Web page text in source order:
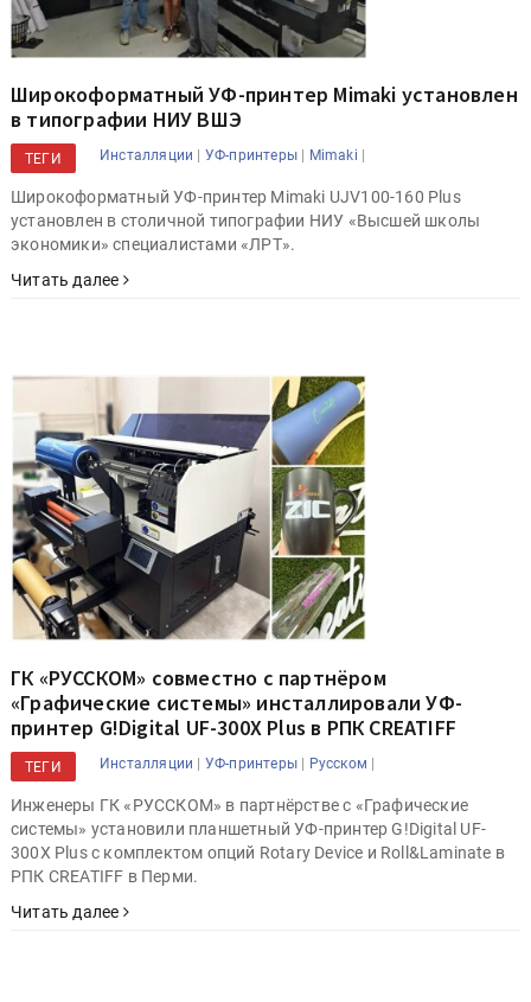
Широкоформатный УФ-принтер Mimaki установлен
в типографии НИУ ВШЭ
ТЕГИ Инсталляции | УФ-принтеры | Mimaki |
Широкоформатный УФ-принтер Mimaki UJV100-160 Plus
установлен в столичной типографии НИУ «Высшей школы
экономики» специалистами «ЛРТ».
Читать далее
ГК «РУССКОМ» совместно с партнёром
«Графические системы» инсталлировали УФ-
принтер G!Digital UF-300X Plus в РПК CREATIFF
ТЕГИ Инсталляции | УФ-принтеры | Русском |
Инженеры ГК «РУССКОМ» в партнёрстве с «Графические
системы» установили планшетный УФ-принтер G!Digital UF-
300X Plus с комплектом опций Rotary Device и Roll&Laminate в
РПК CREATIFF в Перми.
Читать далее